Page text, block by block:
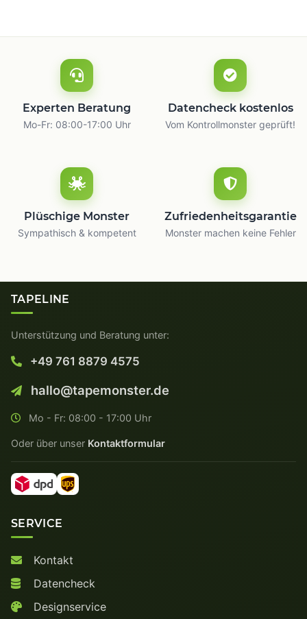
Experten Beratung
Mo-Fr: 08:00-17:00 Uhr
Datencheck kostenlos
Vom Kontrollmonster geprüft!
Plüschige Monster
Sympathisch & kompetent
Zufriedenheitsgarantie
Monster machen keine Fehler
TAPELINE
Unterstützung und Beratung unter:
+49 761 8879 4575
hallo@tapemonster.de
Mo - Fr: 08:00 - 17:00 Uhr
Oder über unser Kontaktformular
SERVICE
Kontakt
Datencheck
Designservice